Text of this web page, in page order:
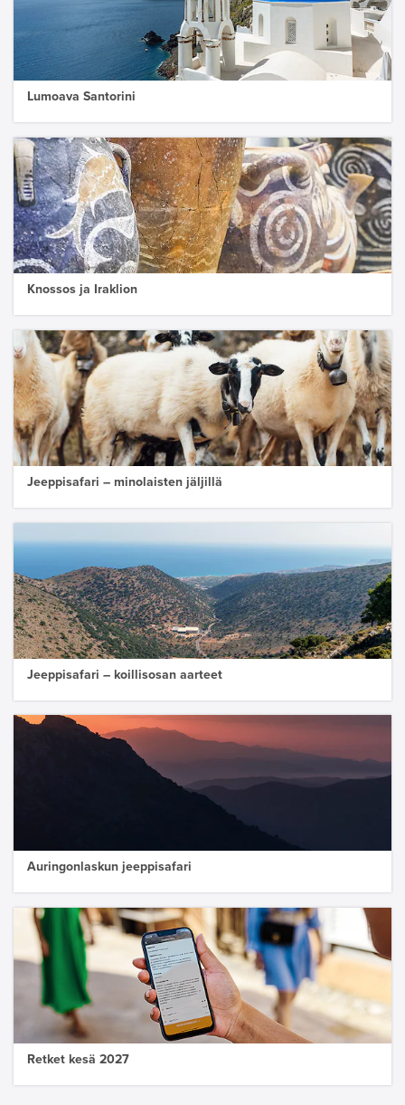
Lumoava Santorini
Knossos ja Iraklion
Jeeppisafari – minolaisten jäljillä
Jeeppisafari – koillisosan aarteet
Auringonlaskun jeeppisafari
Retket kesä 2027